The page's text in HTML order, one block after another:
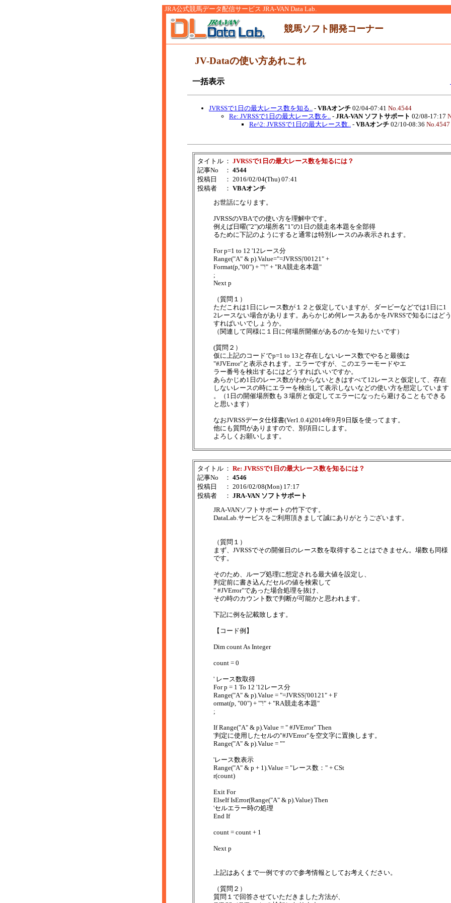
JRA公式競馬データ配信サービス JRA-VAN Data Lab.
競馬ソフト開発コーナー
JV-Dataの使い方あれこれ
一括表示
JVRSSで1日の最大レース数を知る.. - VBAオンチ 02/04-07:41 No.4544
Re: JVRSSで1日の最大レース数を.. - JRA-VAN ソフトサポート 02/08-17:17
Re^2: JVRSSで1日の最大レース数.. - VBAオンチ 02/10-08:36 No.4547
タイトル ： JVRSSで1日の最大レース数を知るには？
記事No
： 4544
投稿日
： 2016/02/04(Thu) 07:41
投稿者
： VBAオンチ
お世話になります。
JVRSSのVBAでの使い方を理解中です。
例えば日曜("2")の場所名"1"の1日の競走名本題を全部得
るために下記のようにすると通常は特別レースのみ表示されます。
For p=1 to 12 '12レース分
Range("A" & p).Value="=JVRSS|'00121" +
Format(p,"00") + "'!" + "RA競走名本題"
;
Next p
（質問１）
ただこれは1日にレース数が１２と仮定していますが、ダービーなどでは1日に1
2レースない場合があります。あらかじめ何レースあるかをJVRSSで知るにはどう
すればいいでしょうか。
（関連して同様に１日に何場所開催があるのかを知りたいです）
(質問２）
仮に上記のコードでp=1 to 13と存在しないレース数でやると最後は
"#JVError"と表示されます。エラーですが、このエラーモードやエ
ラー番号を検出するにはどうすればいいですか。
あらかじめ1日のレース数がわからないときはすべて12レースと仮定して、存在
しないレースの時にエラーを検出して表示しないなどの使い方を想定しています
。（1日の開催場所数も３場所と仮定してエラーになったら避けることもできる
と思います）
なおJVRSSデータ仕様書(Ver1.0.4)2014年9月9日版を使ってます。
他にも質問がありますので、別項目にします。
よろしくお願いします。
タイトル ： Re: JVRSSで1日の最大レース数を知るには？
記事No
： 4546
投稿日
： 2016/02/08(Mon) 17:17
投稿者
： JRA-VAN ソフトサポート
JRA-VANソフトサポートの竹下です。
DataLab.サービスをご利用頂きまして誠にありがとうございます。
（質問１）
まず、JVRSSでその開催日のレース数を取得することはできません。場数も同様
です。
そのため、ループ処理に想定される最大値を設定し、
判定前に書き込んだセルの値を検索して
" #JVError"であった場合処理を抜け、
その時のカウント数で判断が可能かと思われます。
下記に例を記載致します。
【コード例】
Dim count As Integer
count = 0
' レース数取得
For p = 1 To 12 '12レース分
Range("A" & p).Value = "=JVRSS|'00121" + F
ormat(p, "00") + "'!" + "RA競走名本題"
;
If Range("A" & p).Value = " #JVError" Then
'判定に使用したセルの"#JVError"を空文字に置換します。
Range("A" & p).Value = ""
'レース数表示
Range("A" & p + 1).Value = "レース数：" + CSt
r(count)
Exit For
ElseIf IsError(Range("A" & p).Value) Then
'セルエラー時の処理
End If
count = count + 1
Next p
上記はあくまで一例ですので参考情報としてお考えください。
（質問２）
質問１で回答させていただきました方法が、